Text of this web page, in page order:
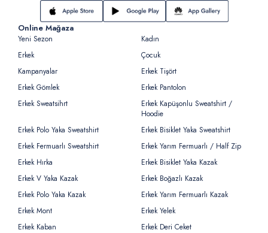
Online Mağaza
Yeni Sezon
Kadın
Erkek
Çocuk
Kampanyalar
Erkek Tişört
Erkek Gömlek
Erkek Pantolon
Erkek Sweatsihrt
Erkek Kapüşonlu Sweatshirt /
Hoodie
Erkek Polo Yaka Sweatshirt
Erkek Bisiklet Yaka Sweatshirt
Erkek Fermuarlı Sweatshirt
Erkek Yarım Fermuarlı / Half Zip
Erkek Hırka
Erkek Bisiklet Yaka Kazak
Erkek V Yaka Kazak
Erkek Boğazlı Kazak
Erkek Polo Yaka Kazak
Erkek Yarım Fermuarlı Kazak
Erkek Mont
Erkek Yelek
Erkek Kaban
Erkek Deri Ceket